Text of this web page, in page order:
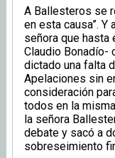
A Ballesteros se
en esta causa”. Y
señora que
Claudio Bonadío-
dictado una falta
Apelaciones sin
consideración
todos en la
la señora
debate y sacó a
sobreseimiento